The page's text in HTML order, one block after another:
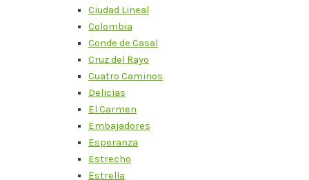
Ciudad Lineal
Colombia
Conde de Casal
Cruz del Rayo
Cuatro Caminos
Delicias
El Carmen
Embajadores
Esperanza
Estrecho
Estrella